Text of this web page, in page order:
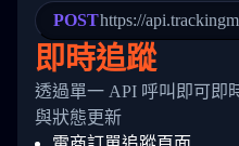
23
24
25
27
28
29
          },
          {
          }
POSThttps://
即時追蹤
透過單一 API 呼叫即可即
與狀態更新